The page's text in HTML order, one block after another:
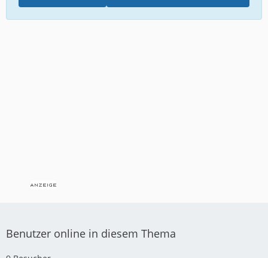
Benutzer online in diesem Thema